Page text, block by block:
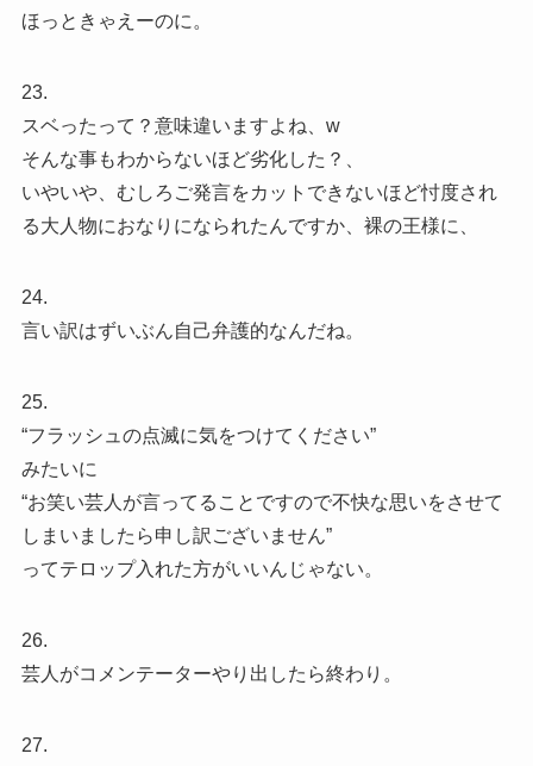
ほっときゃえーのに。
23.
スベったって？意味違いますよね、w
そんな事もわからないほど劣化した？、
いやいや、むしろご発言をカットできないほど忖度され
る大人物におなりになられたんですか、裸の王様に、
24.
言い訳はずいぶん自己弁護的なんだね。
25.
“フラッシュの点滅に気をつけてください”
みたいに
“お笑い芸人が言ってることですので不快な思いをさせて
しまいましたら申し訳ございません”
ってテロップ入れた方がいいんじゃない。
26.
芸人がコメンテーターやり出したら終わり。
27.